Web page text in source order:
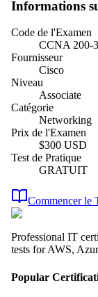
Informations
Code de l'Examen
CCNA 200-
Fournisseur
Cisco
Niveau
Associate
Catégorie
Networking
Prix de l'Examen
$300 USD
Test de Pratique
GRATUIT
Commencer le
Professional IT
tests for AWS,
Popular